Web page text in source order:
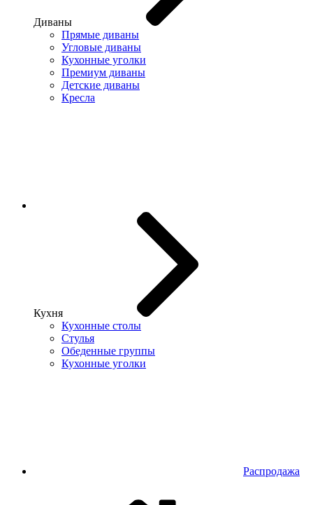
Диваны
Прямые диваны
Угловые диваны
Кухонные уголки
Премиум диваны
Детские диваны
Кресла
Кухня
Кухонные столы
Стулья
Обеденные группы
Кухонные уголки
Распродажа